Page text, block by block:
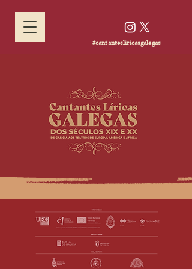
#cantantesliricasgalegas